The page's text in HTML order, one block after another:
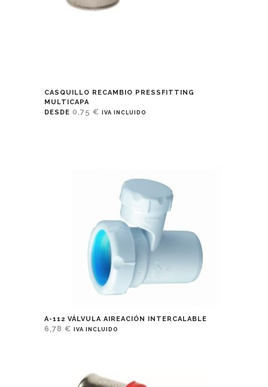
CASQUILLO RECAMBIO PRESSFITTING
MULTICAPA
DESDE 0,75 € IVA INCLUIDO
A-112 VÁLVULA AIREACIÓN INTERCALABLE
6,78 € IVA INCLUIDO